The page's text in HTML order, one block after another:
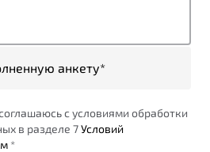
анкету*
с условиями обработки
в разделе 7Условий
*